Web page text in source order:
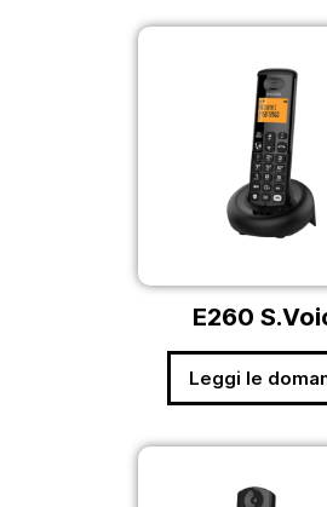
E260
Leggi le